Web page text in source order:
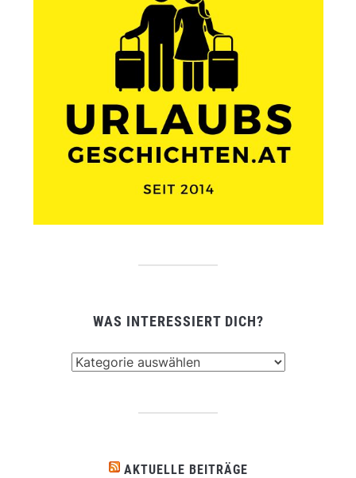
WAS INTERESSIERT DICH?
AKTUELLE BEITRÄGE